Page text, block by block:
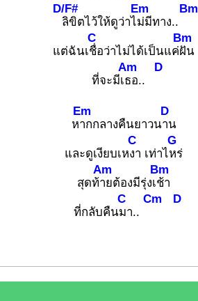
D/F#
ลิขิตไว้ให้ดูว่าไ
Em
ม่มีทาง..
Bm
แต่ฉันเ
C
ชื่อว่าไม่ได้เป็นแค่
Bm
ฝัน
ที่จะมีเ
Am
ธอ..
D
ห
Em
ากกลางคืนยาวน
D
าน
และดูเงียบเห
C
งา เท่าไ
G
หร่
สุดท้
Am
ายต้องมีรุ่งเ
Bm
ช้า
ที่กลับคืน
C
มา..
Cm D